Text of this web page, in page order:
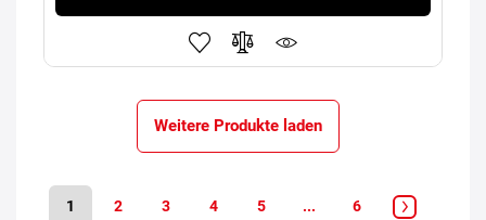
Weitere Produkte laden
1 2 3 4 5 ... 6